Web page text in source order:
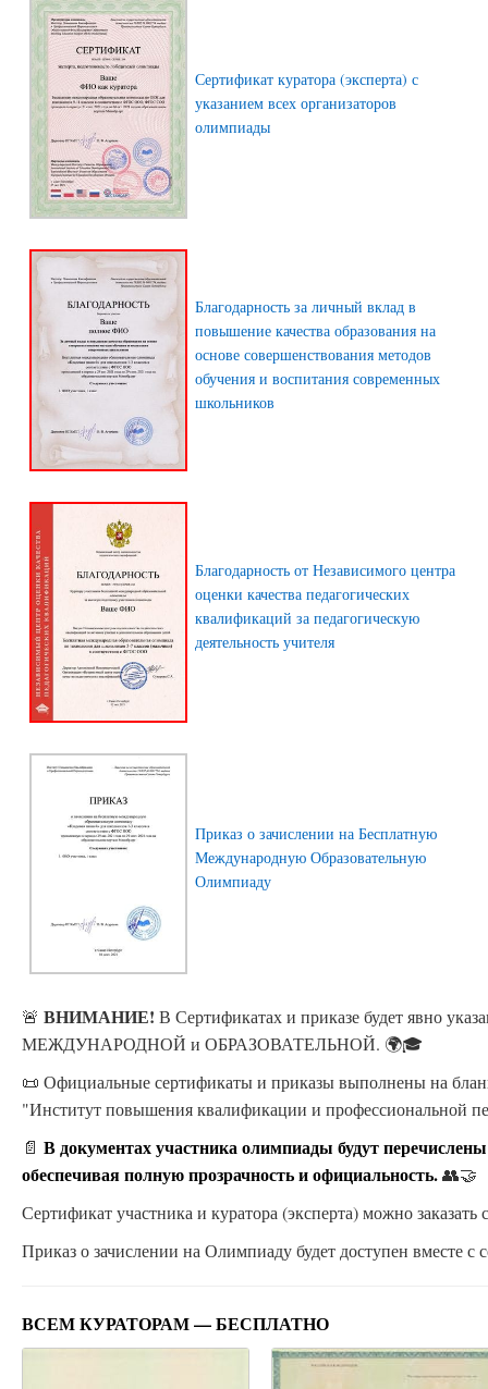
Сертификат куратора (эксперта) с
указанием всех организаторов
олимпиады
Благодарность за личный вклад в
повышение качества образования на
основе совершенствования методов
обучения и воспитания современных
школьников
Благодарность от Независимого центра
оценки качества педагогических
квалификаций за педагогическую
деятельность учителя
Приказ о зачислении на Бесплатную
Международную Образовательную
Олимпиаду
🚨 ВНИМАНИЕ! В Сертификатах и приказе будет явно
МЕЖДУНАРОДНОЙ и ОБРАЗОВАТЕЛЬНОЙ. 🌍🎓
📜 Официальные сертификаты и приказы выполнены на
"Институт повышения квалификации и профессиональной
📄 В документах участника олимпиады будут
обеспечивая полную прозрачность и официальность.👥🤝
Сертификат участника и куратора (эксперта) можно заказать
Приказ о зачислении на Олимпиаду будет доступен вместе с
ВСЕМ КУРАТОРАМ — БЕСПЛАТНО